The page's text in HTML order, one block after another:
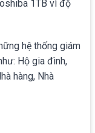
1TB vì độ
hệ thống giám
Hộ gia đình,
hàng, Nhà